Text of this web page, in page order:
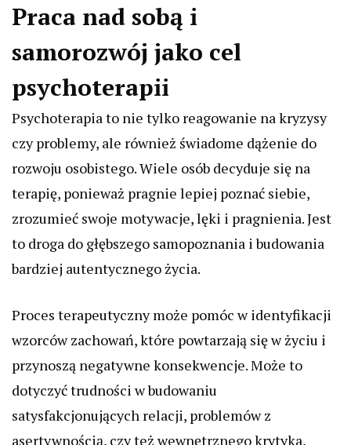
Praca nad sobą i
samorozwój jako cel
psychoterapii
Psychoterapia to nie tylko reagowanie na kryzysy
czy problemy, ale również świadome dążenie do
rozwoju osobistego. Wiele osób decyduje się na
terapię, ponieważ pragnie lepiej poznać siebie,
zrozumieć swoje motywacje, lęki i pragnienia. Jest
to droga do głębszego samopoznania i budowania
bardziej autentycznego życia.
Proces terapeutyczny może pomóc w identyfikacji
wzorców zachowań, które powtarzają się w życiu i
przynoszą negatywne konsekwencje. Może to
dotyczyć trudności w budowaniu
satysfakcjonujących relacji, problemów z
asertywnością, czy też wewnętrznego krytyka,